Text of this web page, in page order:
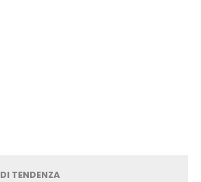
DI TENDENZA